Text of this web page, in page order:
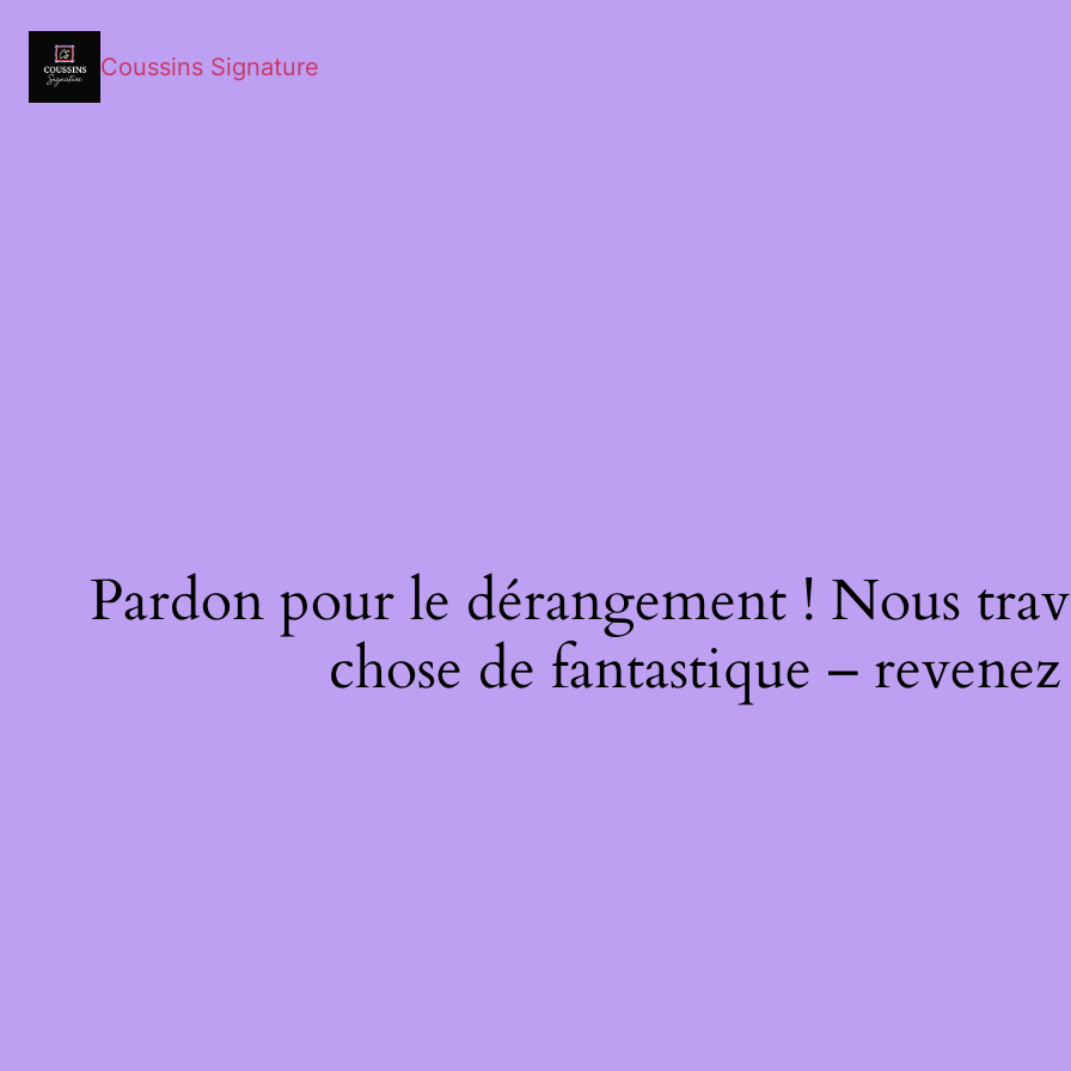
Coussins Signature
Pardon pour le dérangement ! Nous
chose de fantastique –